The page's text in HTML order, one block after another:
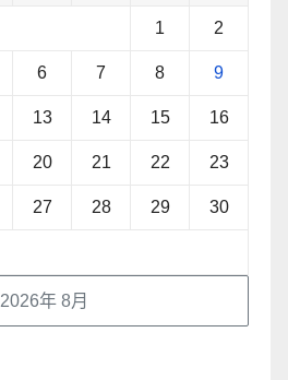
2026年 8月
1 2
6 7 8 9
13 14 15 16
20 21 22 23
27 28 29 30